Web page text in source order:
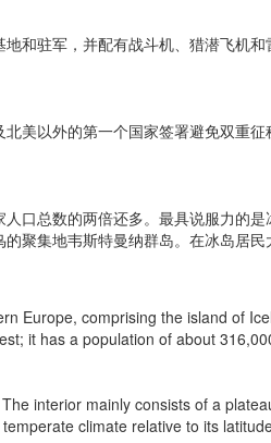
和驻军，并配有战斗机、猎潜飞机和
美以外的第一个国家签署避免双重征
总数的两倍还多。最具说服力的是
聚集地韦斯特曼纳群岛。在冰岛居
Europe, comprising the island of
it has a population of about
interior mainly consists of a
climate relative to its